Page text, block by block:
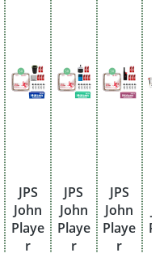
JPS
John
Playe
r
JPS
John
Playe
r
JPS
John
Playe
r